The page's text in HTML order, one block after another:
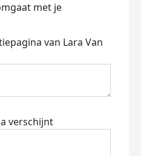
met je
van Lara Van
verschijnt